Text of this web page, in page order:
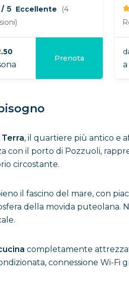
a
/5 Eccellente
(4
Prenota
Terra, il quartiere più antico e
con il porto di Pozzuoli,
circostante.
il fascino del mare, con
della movida puteolana.
completamente
connessione Wi-Fi